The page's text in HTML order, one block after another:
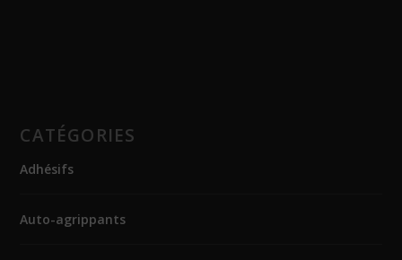
CATÉGORIES
Adhésifs
Auto-agrippants